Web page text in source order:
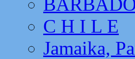
C H I L E
Jamaika,